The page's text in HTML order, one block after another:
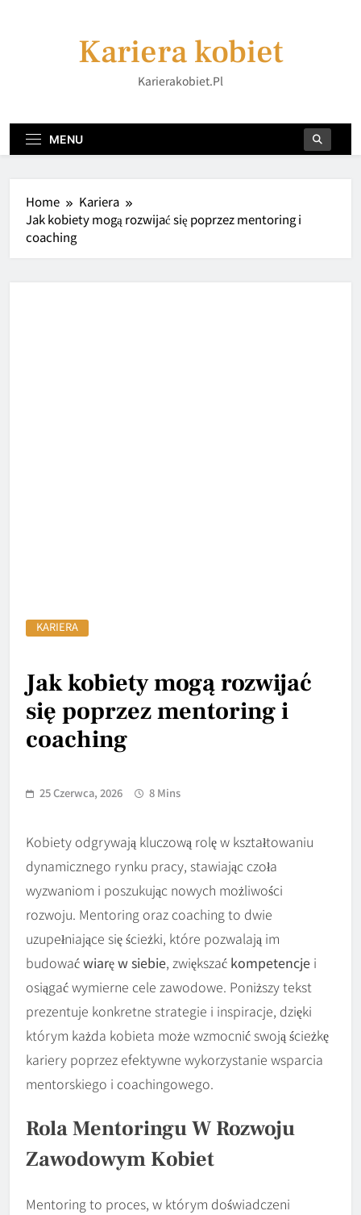
Kariera kobiet
Karierakobiet.pl
MENU
Home
Kariera
Jak kobiety mogą rozwijać się poprzez mentoring i
coaching
KARIERA
Jak kobiety mogą rozwijać
się poprzez mentoring i
coaching
25 Czerwca, 2026 8 Mins
Kobiety odgrywają kluczową rolę w kształtowaniu
dynamicznego rynku pracy, stawiając czoła
wyzwaniom i poszukując nowych możliwości
rozwoju. Mentoring oraz coaching to dwie
uzupełniające się ścieżki, które pozwalają im
budowaćwiarę w siebie, zwiększać kompetencje i
osiągać wymierne cele zawodowe. Poniższy tekst
prezentuje konkretne strategie i inspiracje, dzięki
którym każda kobieta może wzmocnić swoją ścieżkę
kariery poprzez efektywne wykorzystanie wsparcia
mentorskiego i coachingowego.
Rola Mentoringu W Rozwoju
Zawodowym Kobiet
Mentoring to proces, w którym doświadczeni